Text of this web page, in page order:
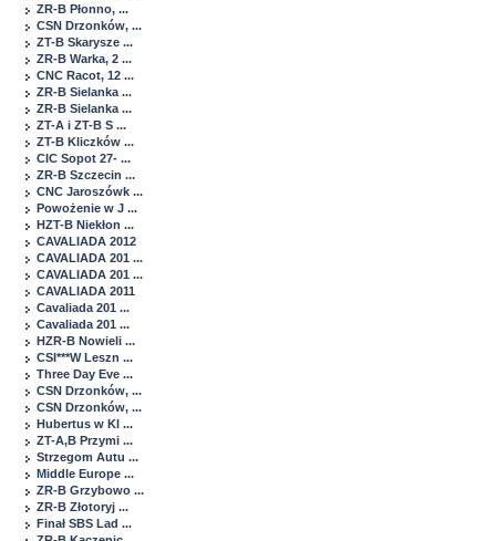
ZR-B Płonno, ...
CSN Drzonków, ...
ZT-B Skarysze ...
ZR-B Warka, 2 ...
CNC Racot, 12 ...
ZR-B Sielanka ...
ZR-B Sielanka ...
ZT-A i ZT-B S ...
ZT-B Kliczków ...
CIC Sopot 27- ...
ZR-B Szczecin ...
CNC Jaroszówk ...
Powożenie w J ...
HZT-B Niekłon ...
CAVALIADA 2012
CAVALIADA 201 ...
CAVALIADA 201 ...
CAVALIADA 2011
Cavaliada 201 ...
Cavaliada 201 ...
HZR-B Nowieli ...
CSI***W Leszn ...
Three Day Eve ...
CSN Drzonków, ...
CSN Drzonków, ...
Hubertus w Kl ...
ZT-A,B Przymi ...
Strzegom Autu ...
Middle Europe ...
ZR-B Grzybowo ...
ZR-B Złotoryj ...
Finał SBS Lad ...